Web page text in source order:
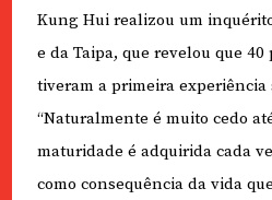
Kung Hui realizou um
e da Taipa, que revelou que
tiveram a primeira experiência
“Naturalmente é muito cedo
maturidade é adquirida cada
como consequência da vida